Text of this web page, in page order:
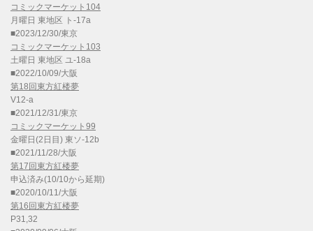
コミックマーケット104
月曜日 東地区 ト-17a
■2023/12/30/東京
コミックマーケット103
土曜日 東地区 ユ-18a
■2022/10/09/大阪
第18回東方紅楼夢
V12-a
■2021/12/31/東京
コミックマーケット99
金曜日(2日目) 東ソ-12b
■2021/11/28/大阪
第17回東方紅楼夢
申込済み(10/10から延期)
■2020/10/11/大阪
第16回東方紅楼夢
P31,32